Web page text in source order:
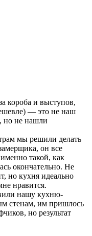
короба и выступов,
— это не наш
но не нашли
мы решили делать
он все
такой, как
окончательно. Не
но кухня идеально
нравится.
нашу кухню-
стенам, им пришлось
но результат